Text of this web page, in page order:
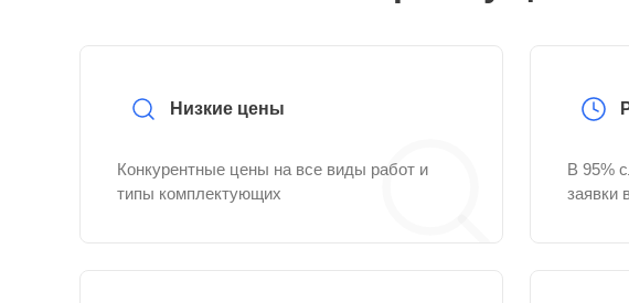
Низкие цены
Конкурентные цены на все виды работ и
типы комплектующих
В 95%
заявки